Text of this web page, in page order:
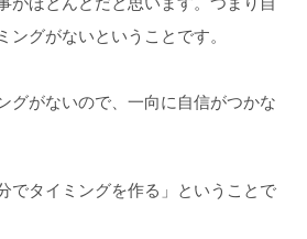
ングがないということです。
グがないので、一向に自信がつかな
でタイミングを作る」ということで